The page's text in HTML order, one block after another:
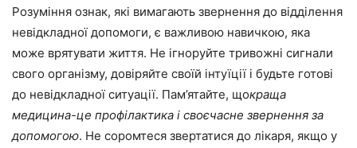
Розуміння ознак, які вимагають звернення до відділення
невідкладної допомоги, є важливою навичкою, яка
може врятувати життя. Не ігноруйте тривожні сигнали
свого організму, довіряйте своїй інтуїції і будьте готові
до невідкладної ситуації. Пам’ятайте, щокраща
медицина-це профілактика і своєчасне звернення за
допомогою. Не соромтеся звертатися до лікаря, якщо у